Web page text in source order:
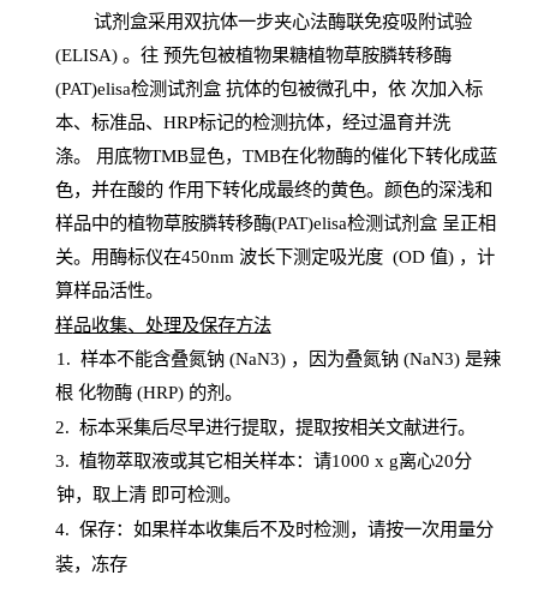
试剂盒采用双抗体一步夹心法酶联免疫吸附试验
(ELISA) 。往 预先包被植物果糖植物草胺膦转移酶
(PAT)elisa检测试剂盒抗体的包被微孔中，依 次加入标
本、标准品、 HRP标记的检测抗体，经过温育并洗
涤。 用底物TMB显色， TMB在化物酶的催化下转化成蓝
色，并在酸的 作用下转化成最终的黄色。颜色的深浅和
样品中的植物草胺膦转移酶(PAT)elisa检测试剂盒呈正相
关。用酶标仪在450nm 波长下测定吸光度 (OD 值) ，计
算样品活性。
样品收集、处理及保存方法
1 . 样本不能含叠氮钠(NaN3) ，因为叠氮钠 (NaN3) 是辣
根 化物酶(HRP) 的剂。
2. 标本采集后尽早进行提取，提取按相关文献进行。
3. 植物萃取液或其它相关样本：请1000 x g离心20分
钟，取上清 即可检测。
4. 保存：如果样本收集后不及时检测，请按一次用量分
装，冻存